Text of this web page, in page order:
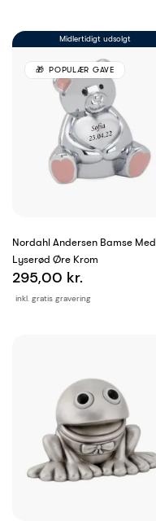
Nordahl Andersen Bamse Med
Lyserød Øre Krom
inkl. gratis gravering
295,00 kr.
Midlertidigt udsolgt
POPULÆR GAVE